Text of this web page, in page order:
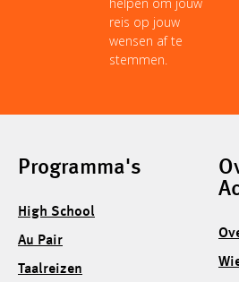
reis op jouw
wensen af te
stemmen.
Programma's
High School
Au Pair
Taalreizen